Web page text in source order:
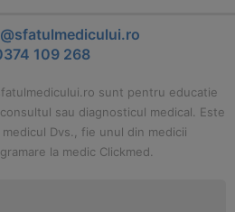
109 268
sunt pentru educatie
sau diagnosticul medical. Este
Dvs., fie unul din medicii
la medic Clickmed.